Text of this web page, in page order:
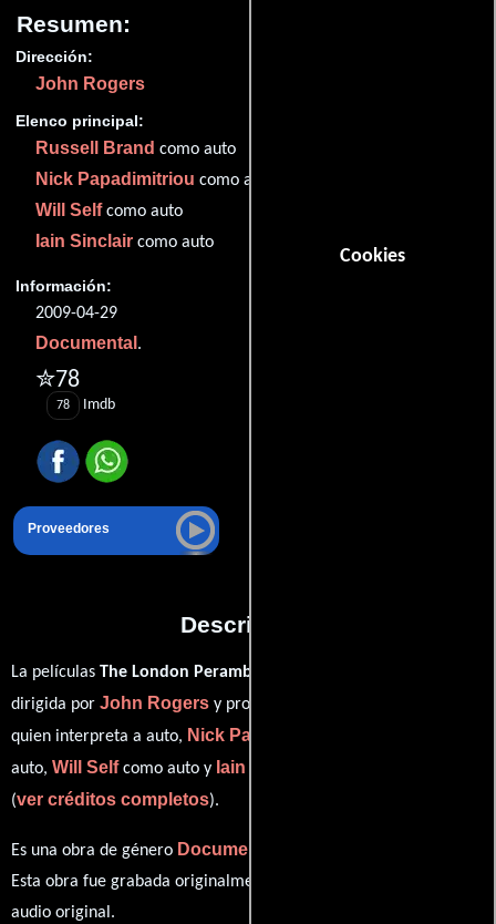
Cookies
Resumen:
Dirección:
John Rogers
Elenco principal:
Russell Brand como auto
Nick Papadimitriou como auto
Will Selfcomo auto
Iain Sinclair como auto
Información:
2009-04-29
Documental .
✮78
78 Imdb
Proveedores
Descripción
La películas The London Perambulator
dirigida por John Rogers y protagonizada por
quien interpreta a auto, Nick Papadimitriou
auto, Will Selfcomo auto y Iain Sinclair
(ver créditos completos).
Es una obra de género Documental
Esta obra fue grabada originalmente con dialogos en
audio original.